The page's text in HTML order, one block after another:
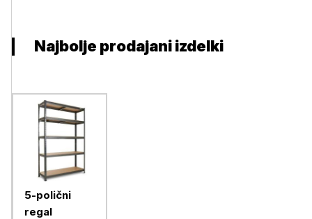
Najbolje prodajani izdelki
5-polični
regal